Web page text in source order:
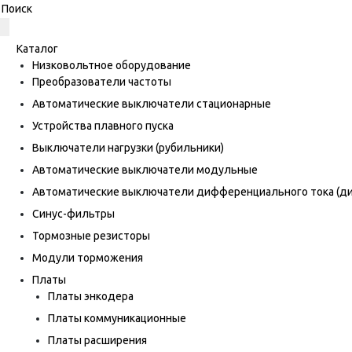
Каталог
Низковольтное оборудование
Преобразователи частоты
Автоматические выключатели стационарные
Устройства плавного пуска
Выключатели нагрузки (рубильники)
Автоматические выключатели модульные
Автоматические выключатели дифференциального тока
Синус-фильтры
Тормозные резисторы
Модули торможения
Платы
Платы энкодера
Платы коммуникационные
Платы расширения